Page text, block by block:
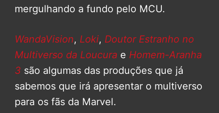
mergulhando a fundo pelo MCU.
WandaVision, Loki, Doutor Estranho no
Multiverso da Loucura e Homem-Aranha
3 são algumas das produções que já
sabemos que irá apresentar o multiverso
para os fãs da Marvel.